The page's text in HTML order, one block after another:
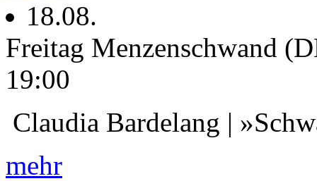
18.08.
Freitag Menzenschwand
19:00
Claudia Bardelang |
mehr